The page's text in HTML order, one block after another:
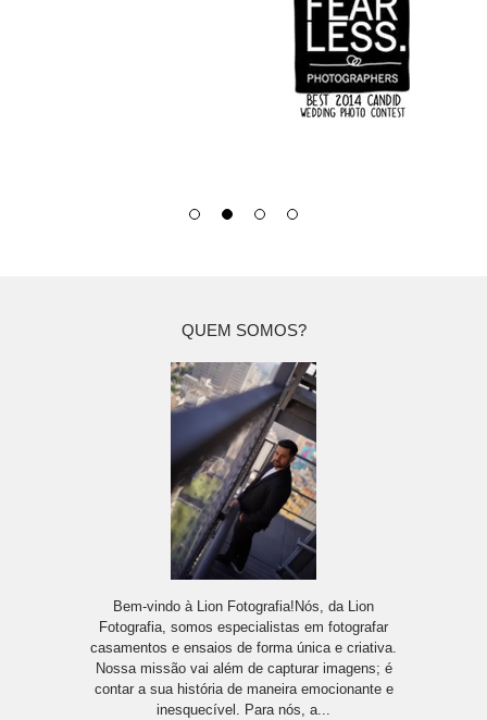
QUEM SOMOS?
Bem-vindo à Lion Fotografia!Nós, da Lion
Fotografia, somos especialistas em fotografar
casamentos e ensaios de forma única e criativa.
Nossa missão vai além de capturar imagens; é
contar a sua história de maneira emocionante e
inesquecível. Para nós, a...